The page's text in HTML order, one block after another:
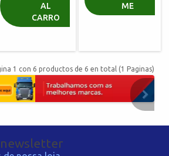
R$ 136,97
AL
CARRO
R$ 20,13
ME
1 con 6 productos de 6 en total (1 Paginas)
newsletter